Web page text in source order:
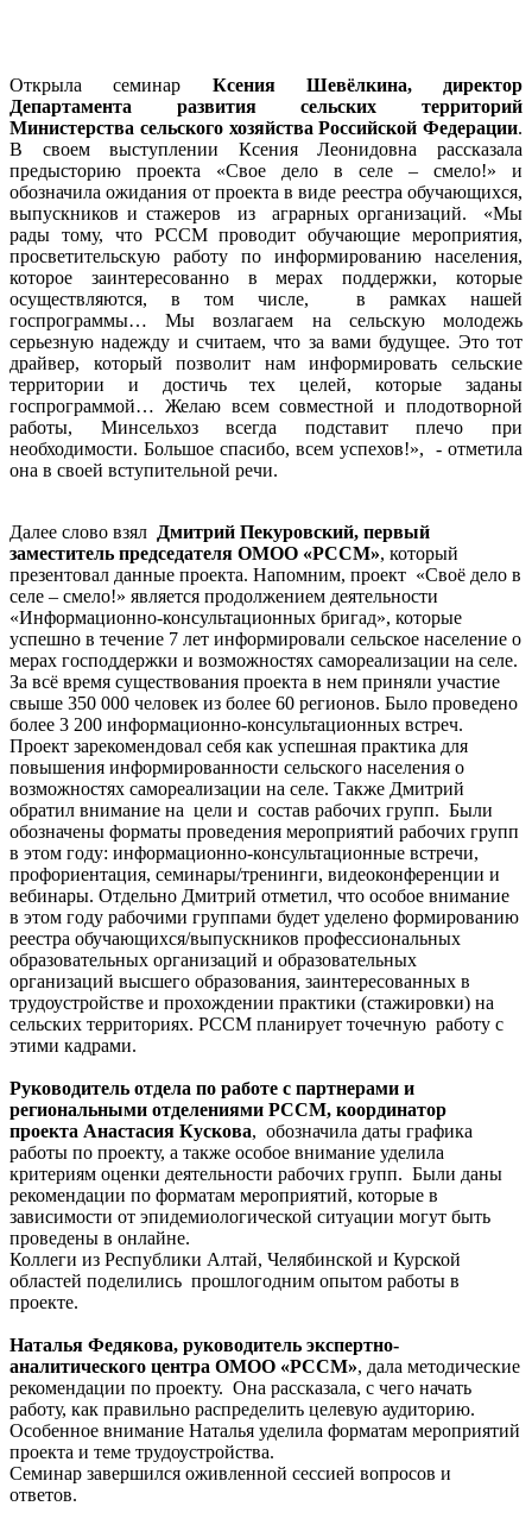
Открыла семинар Ксения Шевёлкина, директор
Департамента развития сельских территорий
Министерства сельского хозяйства Российской Федерации.
В своем выступлении Ксения Леонидовна рассказала
предысторию проекта «Свое дело в селе – смело!» и
обозначила ожидания от проекта в виде реестра обучающихся,
выпускников и стажеров из аграрных организаций. «Мы
рады тому, что РССМ проводит обучающие мероприятия,
просветительскую работу по информированию населения,
которое заинтересованно в мерах поддержки, которые
осуществляются, в том числе, в рамках нашей
госпрограммы… Мы возлагаем на сельскую молодежь
серьезную надежду и считаем, что за вами будущее. Это тот
драйвер, который позволит нам информировать сельские
территории и достичь тех целей, которые заданы
госпрограммой… Желаю всем совместной и плодотворной
работы, Минсельхоз всегда подставит плечо при
необходимости. Большое спасибо, всем успехов!», - отметила
она в своей вступительной речи.
Далее слово взял Дмитрий Пекуровский, первый
заместитель председателя ОМОО «РССМ», который
презентовал данные проекта. Напомним, проект «Своё дело в
селе – смело!» является продолжением деятельности
«Информационно-консультационных бригад», которые
успешно в течение 7 лет информировали сельское население о
мерах господдержки и возможностях самореализации на селе.
За всё время существования проекта в нем приняли участие
свыше 350 000 человек из более 60 регионов. Было проведено
более 3 200 информационно-консультационных встреч.
Проект зарекомендовал себя как успешная практика для
повышения информированности сельского населения о
возможностях самореализации на селе. Также Дмитрий
обратил внимание на цели и состав рабочих групп. Были
обозначены форматы проведения мероприятий рабочих групп
в этом году: информационно-консультационные встречи,
профориентация, семинары/тренинги, видеоконференции и
вебинары. Отдельно Дмитрий отметил, что особое внимание
в этом году рабочими группами будет уделено формированию
реестра обучающихся/выпускников профессиональных
образовательных организаций и образовательных
организаций высшего образования, заинтересованных в
трудоустройстве и прохождении практики (стажировки) на
сельских территориях. РССМ планирует точечную работу с
этими кадрами.
Руководитель отдела по работе с партнерами и
региональными отделениями РССМ, координатор
проекта Анастасия Кускова, обозначила даты графика
работы по проекту, а также особое внимание уделила
критериям оценки деятельности рабочих групп. Были даны
рекомендации по форматам мероприятий, которые в
зависимости от эпидемиологической ситуации могут быть
проведены в онлайне.
Коллеги из Республики Алтай, Челябинской и Курской
областей поделились прошлогодним опытом работы в
проекте.
Наталья Федякова, руководитель экспертно-
аналитического центра ОМОО «РССМ», дала методические
рекомендации по проекту. Она рассказала, с чего начать
работу, как правильно распределить целевую аудиторию.
Особенное внимание Наталья уделила форматам мероприятий
проекта и теме трудоустройства.
Семинар завершился оживленной сессией вопросов и
ответов.